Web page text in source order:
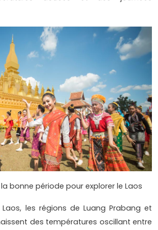
bonne période pour explorer le Laos
les régions de Luang Prabang et
des températures oscillant entre